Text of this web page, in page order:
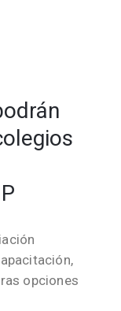
opciones